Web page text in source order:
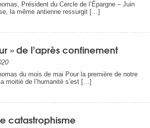
Président du Cercle de l’Épargne – Juin
la même antienne ressurgit […]
» de l’après confinement
du mois de mai Pour la première de notre
moitié de l’humanité s’est […]
catastrophisme